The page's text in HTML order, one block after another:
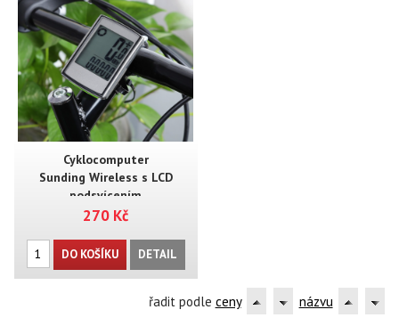
Cyklocomputer
Sunding Wireless s LCD
podsvícením
270 Kč
DO KOŠÍKU DETAIL
řadit podle ceny názvu